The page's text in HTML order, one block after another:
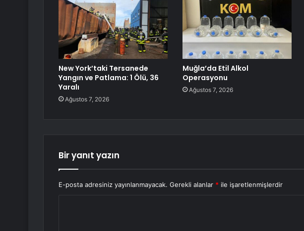
New York’taki Tersanede
Yangın ve Patlama: 1 Ölü, 36
Yaralı
Ağustos 7, 2026
Muğla’da Etil Alkol
Operasyonu
Ağustos 7, 2026
Bir yanıt yazın
E-posta adresiniz yayınlanmayacak. Gerekli alanlar * ile işaretlenmişlerdir